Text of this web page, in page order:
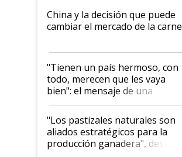
China y la decisión que puede
cambiar el mercado de la carne
"Tienen un país hermoso, con
todo, merecen que les vaya
bien": el mensaje de una
ganadera uruguaya sobre las
oportunidades que se abren
para el agro en Argentina, con
foco en la carne
"Los pastizales naturales son
aliados estratégicos para la
producción ganadera", destaca